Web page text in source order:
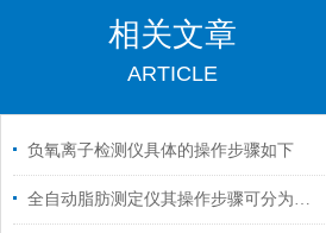
相关文章
ARTICLE
负氧离子检测仪具体的操作步骤如下
全自动脂肪测定仪其操作步骤可分为以下五个核心阶段